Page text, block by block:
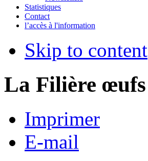
Statistiques
Contact
l’accès à l'information
Skip to content
La Filière œufs
Imprimer
E-mail